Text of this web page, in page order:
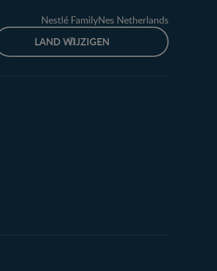
Nestlé FamilyNes Netherlands
LAND WIJZIGEN